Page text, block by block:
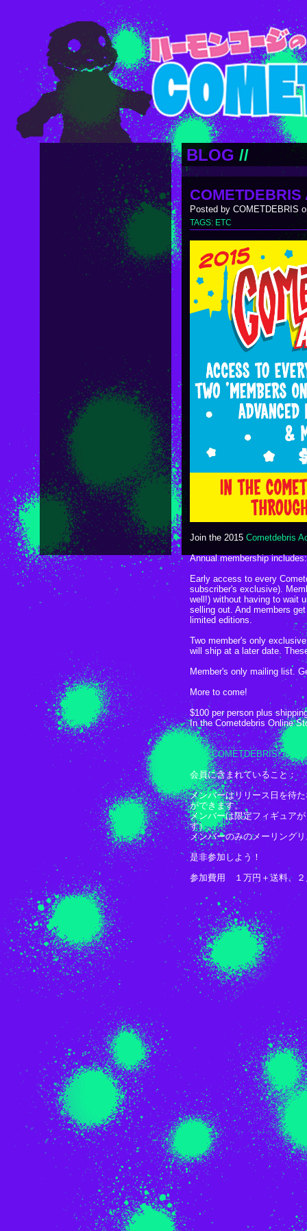
BLOG //
Posted by COMETDEBRIS
TAGS: ETC
Join the 2015 Cometdebris
Annual membership includes:
Early access to every
subscriber's exclusive).
well!) without having to wait
selling out. And members
limited editions.
Two member's only
will ship at a later date.
Member's only mailing list.
More to come!
$100 per person plus
In the Cometdebris Online
2015 COMETDEBRIS アク
会員に含まれていること：
メンバーはリリース日を待
ができます。
メンバーは限定フィギュア
す）。
メンバーのみのメーリング
是非参加しよう！
参加費用 １万円＋送料、２